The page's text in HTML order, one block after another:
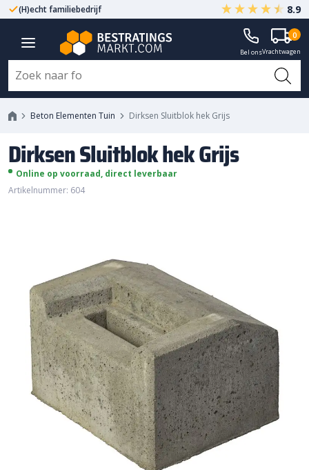
(H)echt familiebedrijf Gegarandeerd A-kwaliteit
8.9
Bel onsVrachtwagen
0
Beton Elementen Tuin Dirksen Sluitblok hek Grijs
Dirksen Sluitblok hek Grijs
Online op voorraad, direct leverbaar
Artikelnummer: 604
Dirksen Sluitblok hek Grijs